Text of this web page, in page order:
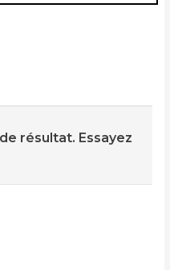
résultat. Essayez